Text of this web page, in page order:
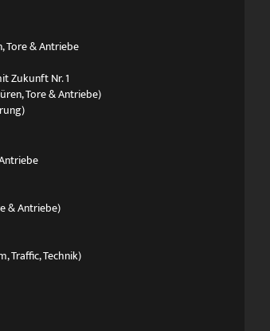
Tore & Antriebe
Zukunft Nr. 1
Tore & Antriebe)
& Antriebe)
Traffic, Technik)